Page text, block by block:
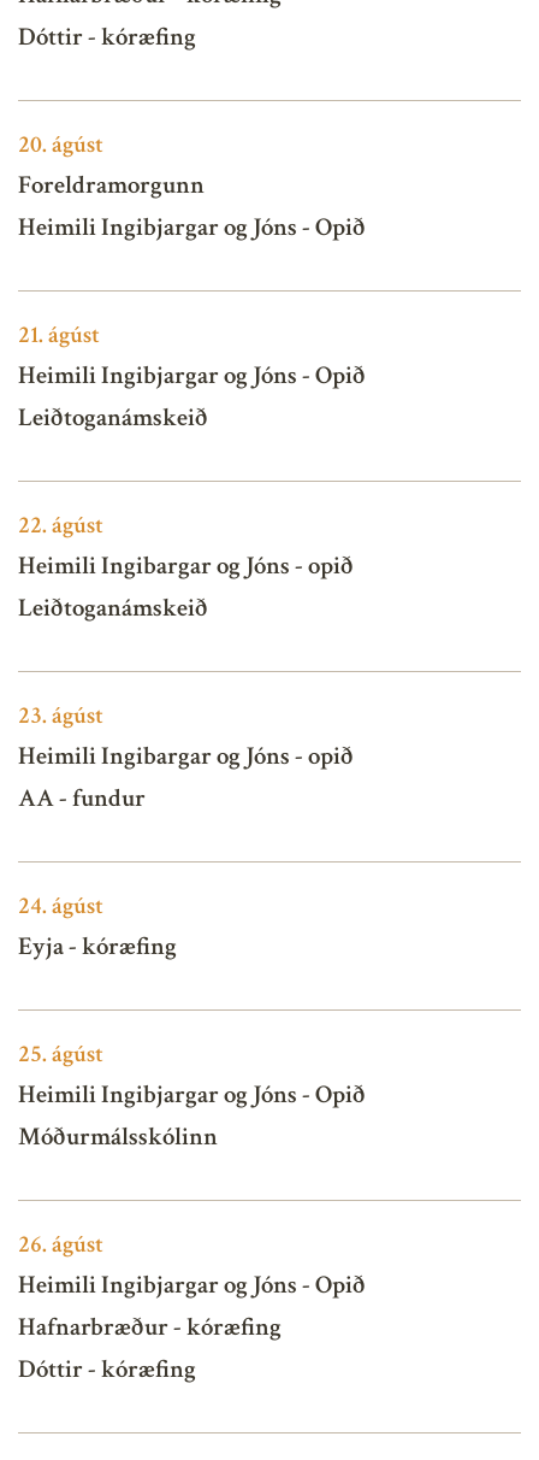
Dóttir - kóræfing
20.ágúst
Foreldramorgunn
Heimili Ingibjargar og Jóns - Opið
21.ágúst
Heimili Ingibjargar og Jóns - Opið
Leiðtoganámskeið
22.ágúst
Heimili Ingibargar og Jóns - opið
Leiðtoganámskeið
23.ágúst
Heimili Ingibargar og Jóns - opið
AA - fundur
24.ágúst
Eyja - kóræfing
25.ágúst
Heimili Ingibjargar og Jóns - Opið
Móðurmálsskólinn
26.ágúst
Heimili Ingibjargar og Jóns - Opið
Hafnarbræður - kóræfing
Dóttir - kóræfing